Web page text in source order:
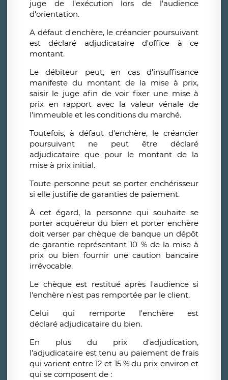
juge de l'exécution lors de l'audience
d'orientation.
A défaut d'enchère, le créancier poursuivant
est déclaré adjudicataire d'office à ce
montant.
Le débiteur peut, en cas d'insuffisance
manifeste du montant de la mise à prix,
saisir le juge afin de voir fixer une mise à
prix en rapport avec la valeur vénale de
l'immeuble et les conditions du marché.
Toutefois, à défaut d'enchère, le créancier
poursuivant ne peut être déclaré
adjudicataire que pour le montant de la
mise à prix initial.
Toute personne peut se porter enchérisseur
si elle justifie de garanties de paiement.
À cet égard, la personne qui souhaite se
porter acquéreur du bien et porter enchère
doit verser par chèque de banque un dépôt
de garantie représentant 10 % de la mise à
prix ou bien fournir une caution bancaire
irrévocable.
Le chèque est restitué après l'audience si
l'enchère n’est pas remportée par le client.
Celui qui remporte l'enchère est
déclaré adjudicataire du bien.
En plus du prix d'adjudication,
l’adjudicataire est tenu au paiement de frais
qui varient entre 12 et 15 % du prix environ et
qui se composent de :